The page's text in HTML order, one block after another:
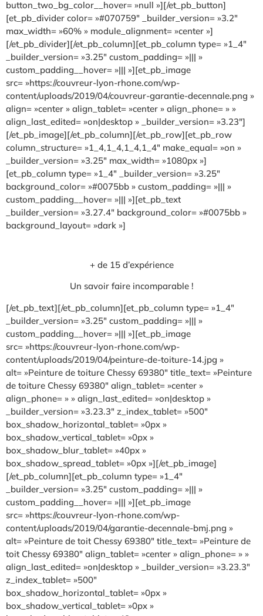
button_two_bg_color__hover= »null »][/et_pb_button]
[et_pb_divider color= »#070759″ _builder_version= »3.2″
max_width= »60% » module_alignment= »center »]
[/et_pb_divider][/et_pb_column][et_pb_column type= »1_4″
_builder_version= »3.25″ custom_padding= »||| »
custom_padding__hover= »||| »][et_pb_image
src= »https://couvreur-lyon-rhone.com/wp-
content/uploads/2019/04/couvreur-garantie-decennale.png »
align= »center » align_tablet= »center » align_phone= » »
align_last_edited= »on|desktop » _builder_version= »3.23″]
[/et_pb_image][/et_pb_column][/et_pb_row][et_pb_row
column_structure= »1_4,1_4,1_4,1_4″ make_equal= »on »
_builder_version= »3.25″ max_width= »1080px »]
[et_pb_column type= »1_4″ _builder_version= »3.25″
background_color= »#0075bb » custom_padding= »||| »
custom_padding__hover= »||| »][et_pb_text
_builder_version= »3.27.4″ background_color= »#0075bb »
background_layout= »dark »]
+ de 15 d’expérience
Un savoir faire incomparable !
[/et_pb_text][/et_pb_column][et_pb_column type= »1_4″
_builder_version= »3.25″ custom_padding= »||| »
custom_padding__hover= »||| »][et_pb_image
src= »https://couvreur-lyon-rhone.com/wp-
content/uploads/2019/04/peinture-de-toiture-14.jpg »
alt= »Peinture de toiture Chessy 69380″ title_text= »Peinture
de toiture Chessy 69380″ align_tablet= »center »
align_phone= » » align_last_edited= »on|desktop »
_builder_version= »3.23.3″ z_index_tablet= »500″
box_shadow_horizontal_tablet= »0px »
box_shadow_vertical_tablet= »0px »
box_shadow_blur_tablet= »40px »
box_shadow_spread_tablet= »0px »][/et_pb_image]
[/et_pb_column][et_pb_column type= »1_4″
_builder_version= »3.25″ custom_padding= »||| »
custom_padding__hover= »||| »][et_pb_image
src= »https://couvreur-lyon-rhone.com/wp-
content/uploads/2019/04/garantie-decennale-bmj.png »
alt= »Peinture de toit Chessy 69380″ title_text= »Peinture de
toit Chessy 69380″ align_tablet= »center » align_phone= » »
align_last_edited= »on|desktop » _builder_version= »3.23.3″
z_index_tablet= »500″
box_shadow_horizontal_tablet= »0px »
box_shadow_vertical_tablet= »0px »